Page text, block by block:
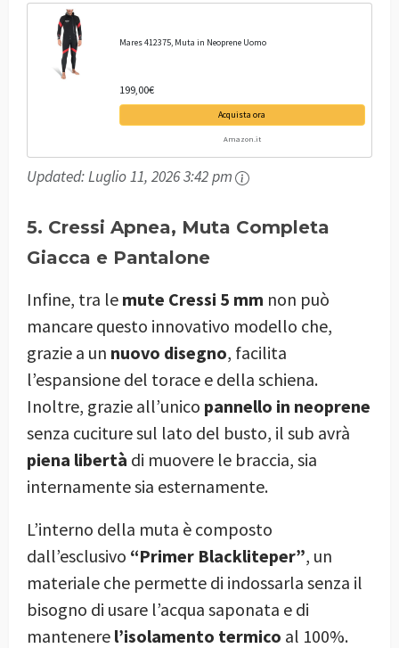
Mares 412375, Muta in Neoprene Uomo
199,00€
Acquista ora
Amazon.it
Updated:Luglio 11, 2026 3:42 pm
5. Cressi Apnea, Muta Completa
Giacca e Pantalone
Infine, tra le mute Cressi 5 mm non può
mancare questo innovativo modello che,
grazie a un nuovo disegno, facilita
l’espansione del torace e della schiena.
Inoltre, grazie all’unico pannello in neoprene
senza cuciture sul lato del busto, il sub avrà
piena libertà di muovere le braccia, sia
internamente sia esternamente.
L’interno della muta è composto
dall’esclusivo “Primer Blackliteper”, un
materiale che permette di indossarla senza il
bisogno di usare l’acqua saponata e di
mantenere l’isolamento termico al 100%.